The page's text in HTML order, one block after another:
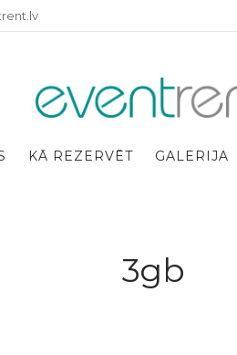
KĀ REZERVĒT GALERIJA
3gb